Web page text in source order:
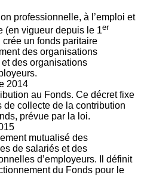
professionnelle, à l’emploi et
(en vigueur depuis le 1er
un fonds paritaire
des organisations
des organisations
2014
au Fonds. Ce décret fixe
de collecte de la contribution
prévue par la loi.
mutualisé des
de salariés et des
d’employeurs. Il définit
du Fonds pour le